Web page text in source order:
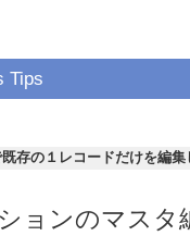
Tips
存の１レコードだけを編集
ョンのマス